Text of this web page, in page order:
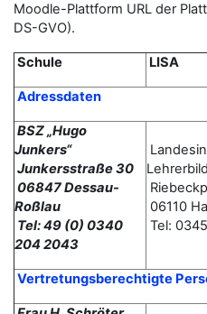
Moodle-Plattform URL der
DS-GVO).
Schule LISA
Adressdaten
BSZ „Hugo
Junkers“
Junkersstraße 30
06847 Dessau-
Roßlau
Tel: 49 (0) 0340
204 2043
06110
Tel:
Vertretungsberechtigte